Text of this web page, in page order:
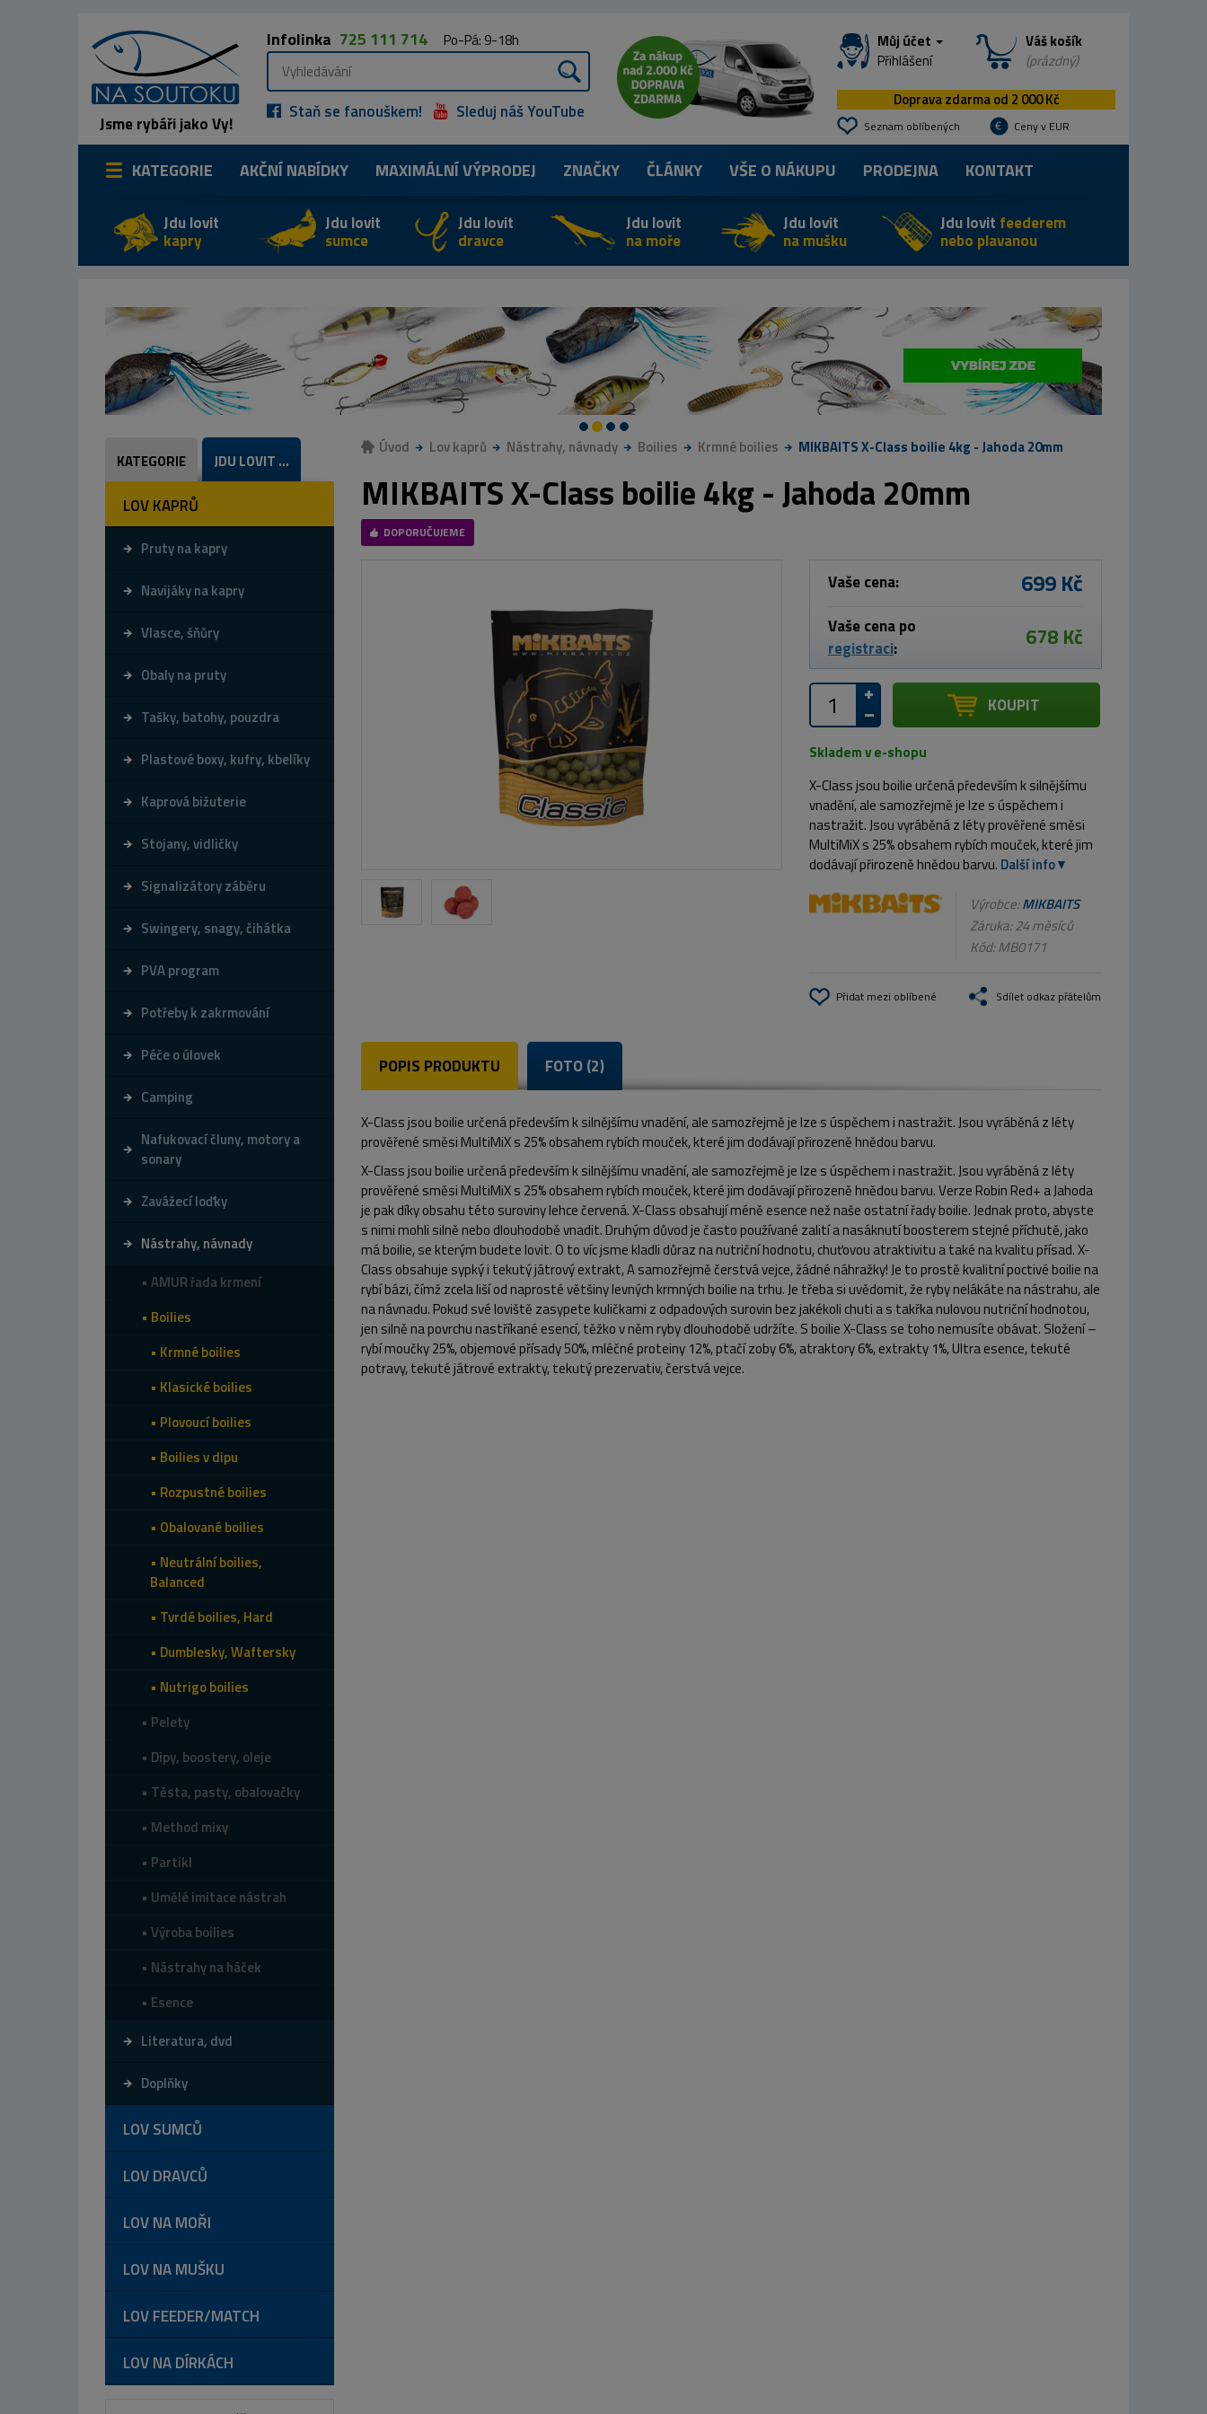
Jsme rybáři jako Vy!
Infolinka 725 111 714 Po-Pá: 9-18h
Staň se fanouškem! Sleduj náš YouTube
Můj účet
Přihlášení
Váš košík
(prázdný)
Doprava zdarma od 2 000 Kč
Seznam oblíbených Ceny v EUR
KATEGORIE AKČNÍ NABÍDKY MAXIMÁLNÍVÝPRODEJ ZNAČKY ČLÁNKY VŠE O NÁKUPU PRODEJNA KONTAKT
Jdu lovit
kapry
Jdu lovit
sumce
Jdu lovit
dravce
Jdu lovit
na moře
Jdu lovit
na mušku
Jdu lovit feederem
nebo plavanou
KATEGORIE JDU LOVIT ...
LOV KAPRŮ
Pruty na kapry
Navijáky na kapry
Vlasce, šňůry
Obaly na pruty
Tašky, batohy, pouzdra
Plastové boxy, kufry, kbelíky
Kaprová bižuterie
Stojany, vidličky
Signalizátory záběru
Swingery, snagy, čihátka
PVA program
Potřeby k zakrmování
Péče o úlovek
Camping
Nafukovací čluny, motory a
sonary
Zavážecí loďky
Nástrahy, návnady
AMUR řada krmení
Boilies
Krmné boilies
Klasické boilies
Plovoucí boilies
Boilies v dipu
Rozpustné boilies
Obalované boilies
Neutrální boilies,
Balanced
Tvrdé boilies, Hard
Dumblesky, Waftersky
Nutrigo boilies
Pelety
Dipy, boostery, oleje
Těsta, pasty, obalovačky
Method mixy
Partikl
Umělé imitace nástrah
Výroba boilies
Nástrahy na háček
Esence
Literatura, dvd
Doplňky
LOV SUMCŮ
LOV DRAVCŮ
LOV NA MOŘI
LOV NA MUŠKU
LOV FEEDER/MATCH
LOV NA DÍRKÁCH
Úvod Lov kaprů Nástrahy, návnady Boilies Krmné boilies MIKBAITS X-Class boilie 4kg - Jahoda 20mm
MIKBAITS X-Class boilie 4kg - Jahoda 20mm
DOPORUČUJEME
Vaše cena: 699 Kč
Vaše cena po
registraci: 678 Kč
KOUPIT
Skladem v e-shopu
X-Class jsou boilie určená především k silnějšímu
vnadění, ale samozřejmě je lze s úspěchem i
nastražit. Jsou vyráběná z léty prověřené směsi
MultiMiX s 25% obsahem rybích mouček, které jim
dodávají přirozeně hnědou barvu. Další info
Výrobce:MIKBAITS
Záruka: 24 měsíců
Kód:MB0171
Přidat mezi oblíbené Sdílet odkaz přátelům
POPIS PRODUKTU FOTO (2)
X-Class jsou boilie určená především k silnějšímu vnadění, ale samozřejmě je lze s úspěchem i nastražit. Jsou vyráběná z léty
prověřené směsi MultiMiX s 25% obsahem rybích mouček, které jim dodávají přirozeně hnědou barvu.
X-Class jsou boilie určená především k silnějšímu vnadění, ale samozřejmě je lze s úspěchem i nastražit. Jsou vyráběná z léty
prověřené směsi MultiMiX s 25% obsahem rybích mouček, které jim dodávají přirozeně hnědou barvu. Verze Robin Red+ a Jahoda
je pak díky obsahu této suroviny lehce červená. X-Class obsahují méně esence než naše ostatní řady boilie. Jednak proto, abyste
s nimi mohli silně nebo dlouhodobě vnadit. Druhým důvod je často používané zalití a nasáknutí boosterem stejné příchutě, jako
má boilie, se kterým budete lovit. O to víc jsme kladli důraz na nutriční hodnotu, chuťovou atraktivitu a také na kvalitu přísad. X-
Class obsahuje sypký i tekutý játrový extrakt, A samozřejmě čerstvá vejce, žádné náhražky! Je to prostě kvalitní poctivé boilie na
rybí bázi, čímž zcela liší od naprosté většiny levných krmných boilie na trhu. Je třeba si uvědomit, že ryby nelákáte na nástrahu, ale
na návnadu. Pokud své loviště zasypete kuličkami z odpadových surovin bez jakékoli chuti a s takřka nulovou nutriční hodnotou,
jen silně na povrchu nastříkané esencí, těžko v něm ryby dlouhodobě udržíte. S boilie X-Class se toho nemusíte obávat. Složení –
rybí moučky 25%, objemové přísady 50%, mléčné proteiny 12%, ptačí zoby 6%, atraktory 6%, extrakty 1%, Ultra esence, tekuté
potravy, tekuté játrové extrakty, tekutý prezervativ, čerstvá vejce.